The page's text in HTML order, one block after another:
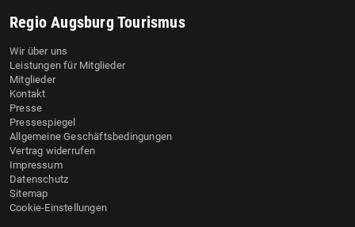
Regio Augsburg Tourismus
Wir über uns
Leistungen für Mitglieder
Mitglieder
Kontakt
Presse
Pressespiegel
Allgemeine Geschäftsbedingungen
Vertrag widerrufen
Impressum
Datenschutz
Sitemap
Cookie-Einstellungen